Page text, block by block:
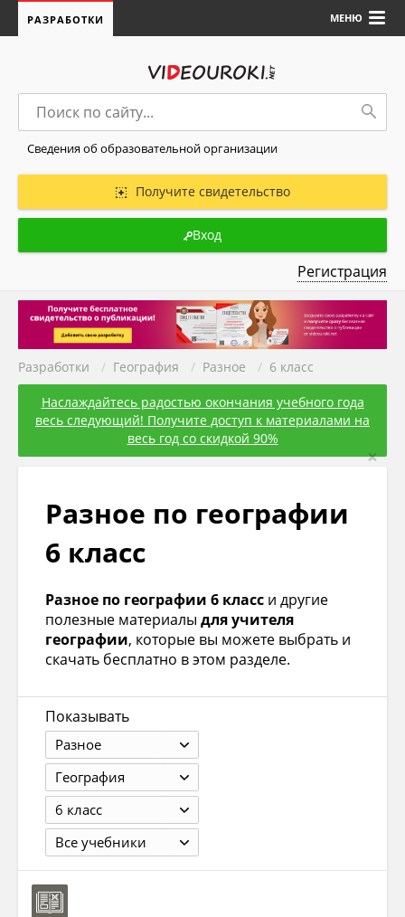
МЕНЮ
РАЗРАБОТКИ
Сведения об образовательной организации
Получите свидетельство
Вход
Регистрация
Разработки / География / Разное / 6 класс
Наслаждайтесь радостью окончания учебного года
весь следующий! Получите доступ к материалами на
весь год со скидкой 90%
×
Разное по географии
6 класс
Разное по географии 6 класс и другие
полезные материалы для учителя
географии, которые вы можете выбрать и
скачать бесплатно в этом разделе.
Показывать
Разное
География
6 класс
Все учебники